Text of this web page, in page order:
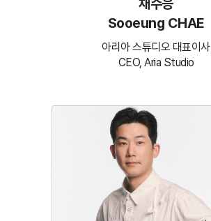
채수응
Sooeung CHAE
아리아 스튜디오 대표이사
CEO, Aria Studio